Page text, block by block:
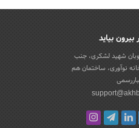
بیاید
شهید لشکری، جنب
نوآوری، ساختمان هم